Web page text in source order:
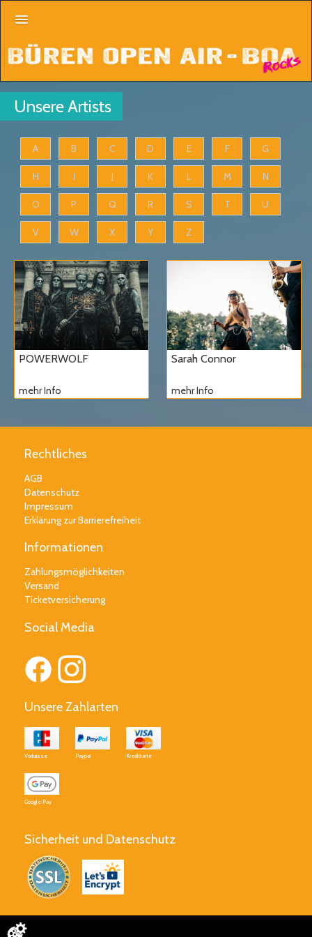
Line Up
Tickets
Aftermovie
Unsere Artists
A B C D E F G
H I J K L M N
O P Q R S T U
V W X Y Z
POWERWOLF
mehr Info
Sarah Connor
mehr Info
Rechtliches
AGB
Datenschutz
Impressum
Erklärung zur Barrierefreiheit
Informationen
Zahlungsmöglichkeiten
Versand
Ticketversicherung
Social Media
Unsere Zahlarten
Vorkasse Paypal Kreditkarte
Google Pay
Sicherheit und Datenschutz